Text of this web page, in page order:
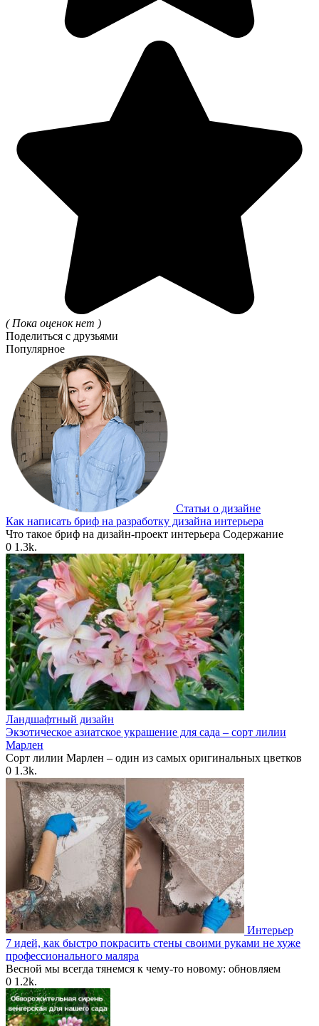
( Пока оценок нет )
Поделиться с друзьями
Популярное
Статьи о дизайне
Как написать бриф на разработку дизайна интерьера
Что такое бриф на дизайн-проект интерьера Содержание
0 1.3k.
Ландшафтный дизайн
Экзотическое азиатское украшение для сада – сорт лилии
Марлен
Сорт лилии Марлен – один из самых оригинальных цветков
0 1.3k.
Интерьер
7 идей, как быстро покрасить стены своими руками не хуже
профессионального маляра
Весной мы всегда тянемся к чему-то новому: обновляем
0 1.2k.